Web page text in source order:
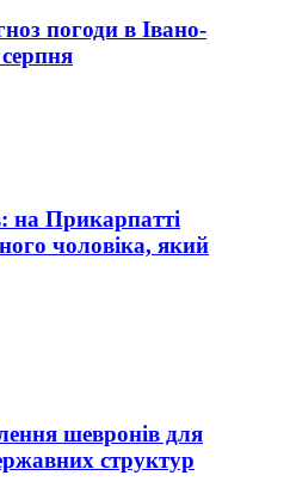
погоди в Івано-
на Прикарпатті
чоловіка, який
шевронів для
структур